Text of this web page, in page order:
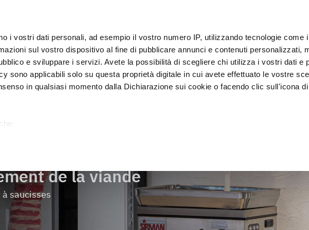
i vostri dati personali, ad esempio il vostro numero IP, utilizzando tecnologie come
sul vostro dispositivo al fine di pubblicare annunci e contenuti personalizzati,
e sviluppare i servizi. Avete la possibilità di scegliere chi utilizza i vostri dati e
sono applicabili solo su questa proprietà digitale in cui avete effettuato le vostre
in qualsiasi momento dalla Dichiarazione sui cookie o facendo clic sull'icona
scansionandolo attivamente alla ricerca di caratteristiche specifiche (impronte
dalla Dichiarazione sui cookie.
l’utente possa usufruire del servizio richiesto, per personalizzare contenuti ed
il nostro traffico. Condividiamo inoltre informazioni sul modo in cui l’utente
di analisi dei dati web, pubblicità e social media, i quali potrebbero combinarle
Emballage Cellules
Exposition et
vitrines
Lavage et
désinfection
de la viande
saucisses